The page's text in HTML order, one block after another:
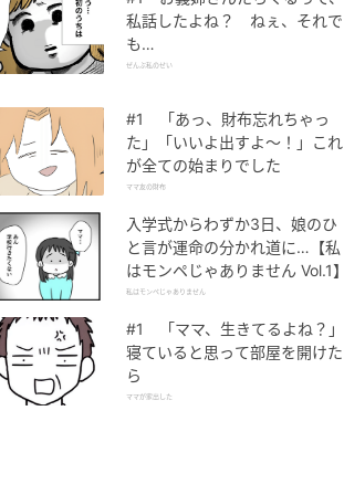
私話したよね？ ねぇ、それで
も…
ぜんぶ私のせい
#1 「あっ、財布忘れちゃっ
た」「いいよ出すよ〜！」これ
が全ての始まりでした
ママ友の財布
入学式からわずか3日、娘のひ
と言が運命の分かれ道に…【私
はモンペじゃありません Vol.1】
私はモンペじゃありません
#1 「ママ、生きてるよね？」
寝ていると思って部屋を開けた
ら
ママが家出した